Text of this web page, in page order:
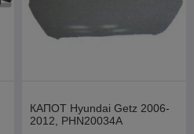
КАПОТ Hyundai Getz 2006-
2012, PHN20034A